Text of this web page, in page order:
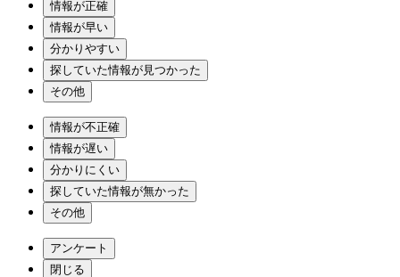
情報が正確
情報が早い
分かりやすい
探していた情報が見つかった
その他
情報が不正確
情報が遅い
分かりにくい
探していた情報が無かった
その他
アンケート
閉じる